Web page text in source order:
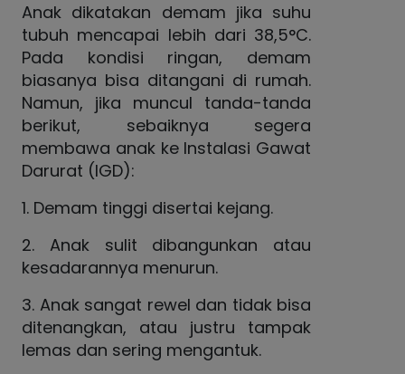
Anak dikatakan demam jika suhu
tubuh mencapai lebih dari 38,5°C.
Pada kondisi ringan, demam
biasanya bisa ditangani di rumah.
Namun, jika muncul tanda-tanda
berikut, sebaiknya segera
membawa anak ke Instalasi Gawat
Darurat (IGD):
1. Demam tinggi disertai kejang.
2. Anak sulit dibangunkan atau
kesadarannya menurun.
3. Anak sangat rewel dan tidak bisa
ditenangkan, atau justru tampak
lemas dan sering mengantuk.